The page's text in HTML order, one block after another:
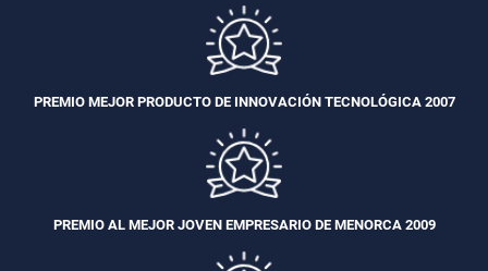
PREMIO MEJOR PRODUCTO DE INNOVACIÓN TECNOLÓGICA 2007
PREMIO AL MEJOR JOVEN EMPRESARIO DE MENORCA 2009